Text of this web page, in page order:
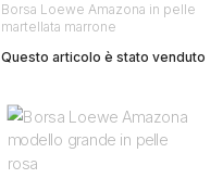
Borsa Loewe Amazona in pelle
martellata marrone
Questo articolo è stato venduto